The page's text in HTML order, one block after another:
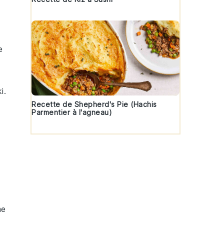
.
Recette de Shepherd's Pie (Hachis
Parmentier à l'agneau)